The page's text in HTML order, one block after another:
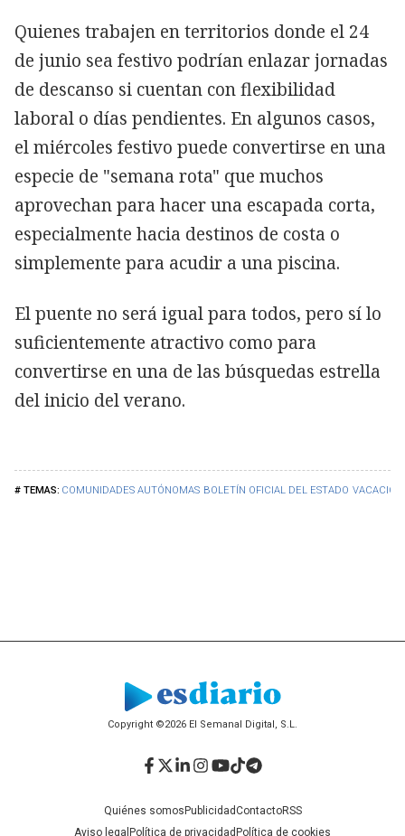
COMUNIDADES AUTÓNOMAS BOLETÍN OFICIAL DEL ESTADO
Quienes trabajen en territorios donde el 24
de junio sea festivo podrían enlazar jornadas
de descanso si cuentan con flexibilidad
laboral o días pendientes. En algunos casos,
el miércoles festivo puede convertirse en una
especie de "semana rota" que muchos
aprovechan para hacer una escapada corta,
especialmente hacia destinos de costa o
simplemente para acudir a una piscina.
El puente no será igual para todos, pero sí lo
suficientemente atractivo como para
convertirse en una de las búsquedas estrella
del inicio del verano.
Copyright ©2026 El Semanal Digital, S.L.
Quiénes somos PublicidadContactoRSS
Aviso legal Política de privacidad Política de cookies
Facebook
Twitter
LinkedIn
Instagram
YouTube
TikTok
Telegram